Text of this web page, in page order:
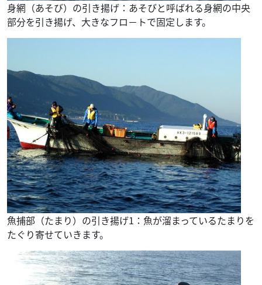
身網（あそび）の引き揚げ：あそびと呼ばれる身網の中央
部分を引き揚げ、大きなフロ－トで固定します。
魚捕部（たまり）の引き揚げ1：魚が溜まっているたまりを
たぐり寄せていきます。